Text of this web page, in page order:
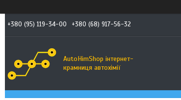
+380 (95) 119-34-00 +380 (68) 917-56-32
AutoHimShop інтернет-
крамниця автохімії